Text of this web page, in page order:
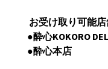
お受け取り可能
●酔心KOKORO
●酔心本店